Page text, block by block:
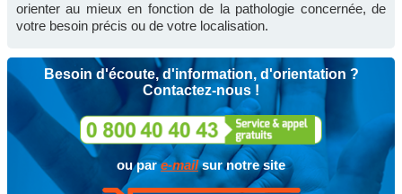
orienter au mieux en fonction de la pathologie concernée, de
votre besoin précis ou de votre localisation.
Besoin d'écoute, d'information, d'orientation ?
Contactez-nous !
ou pare-mailsur notre site